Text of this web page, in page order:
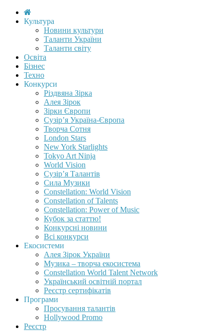
Культура
Новини культури
Таланти України
Таланти світу
Освіта
Бізнес
Техно
Конкурси
Різдвяна Зірка
Алея Зірок
Зірки Європи
Сузір’я Україна-Європа
Творча Сотня
London Stars
New York Starlights
Tokyo Art Ninja
World Vision
Сузір’я Талантів
Сила Музики
Constellation: World Vision
Constellation of Talents
Constellation: Power of Music
Кубок за статтю!
Конкурсні новини
Всі конкурси
Екосистеми
Алея Зірок України
Музика – творча екосистема
Constellation World Talent Network
Український освітній портал
Реєстр сертифікатів
Програми
Просування талантів
Hollywood Promo
Реєстр